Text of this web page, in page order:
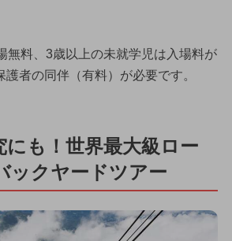
無料、3歳以上の未就学児は入場料が
者の同伴（有料）が必要です。
にも！世界最大級ロー
ックヤードツアー